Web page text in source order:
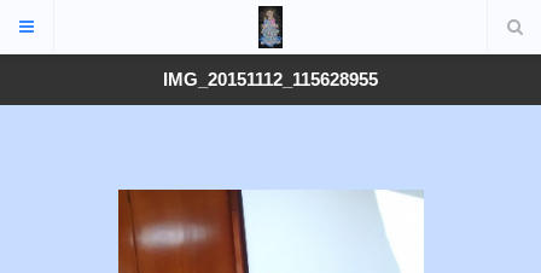
IMG_20151112_115628955